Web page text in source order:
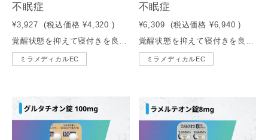
不眠症
¥3,927 (税込価格 ¥4,320 )
ミラメディカルEC
不眠症
¥6,309 (税込価格 ¥6,940 )
ミラメディカルEC